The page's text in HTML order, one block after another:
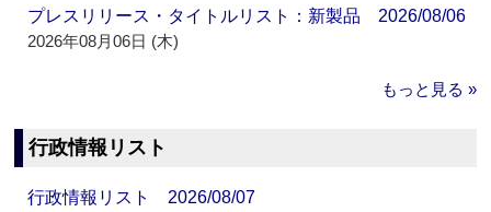
プレスリリース・タイトルリスト：新製品 2026/08/06
2026年08月06日 (木)
もっと見る »
行政情報リスト
行政情報リスト 2026/08/07